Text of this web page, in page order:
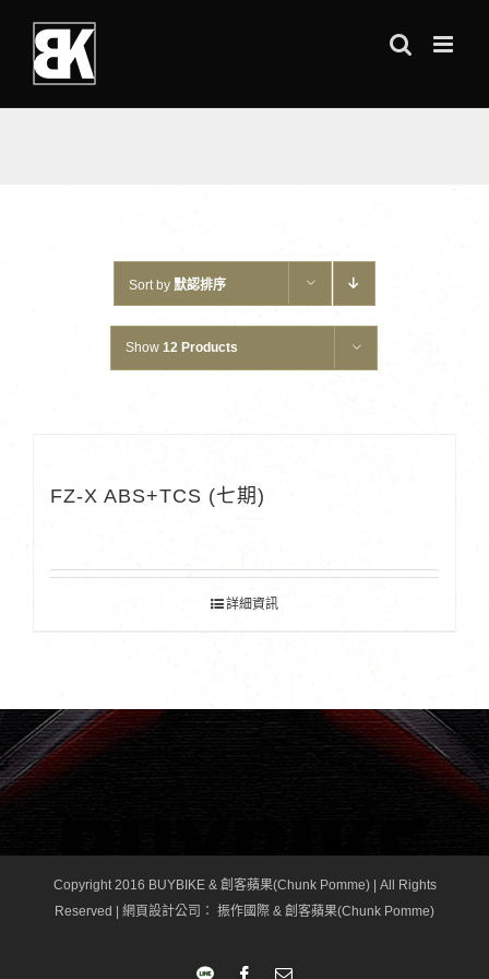
content
Sort by 默認排序
Show 12 Products
FZ-X ABS+TCS (七期)
詳細資訊
Copyright 2016 BUYBIKE & 創客蘋果(Chunk Pomme) | All Rights
Reserved | 網頁設計公司 ： 振作國際 & 創客蘋果(Chunk Pomme)
LINE FacebookEmail: